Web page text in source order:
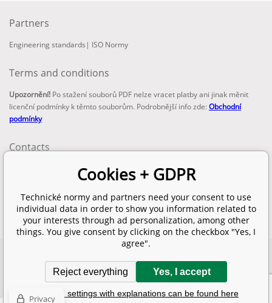
Partners
Engineering standards | ISO Normy
Terms and conditions
Upozornění! Po stažení souborů PDF nelze vracet platby ani jinak měnit
licenční podmínky k těmto souborům. Podrobnější info zde:Obchodní
podmínky
Contacts
info@technickenormy.cz
obchod@technickenormy.cz
Telefon:
+420 377 387 684
SITEMAP
Ecommerce solutionsBINARGON.cz
Cookies + GDPR
Technické normy and partners need your consent to use
individual data in order to show you information related to
your interests through ad personalization, among other
things. You give consent by clicking on the checkbox "Yes, I
agree".
Reject everything Yes, I accept
Detailed settings with explanations can be found here
Privacy